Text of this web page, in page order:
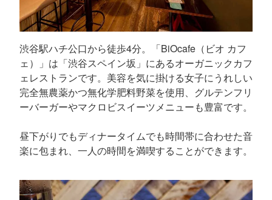
渋谷駅ハチ公口から徒歩4分。「BiOcafe（ビオ カフ
ェ）」は「渋谷スペイン坂」にあるオーガニックカフ
ェレストランです。美容を気に掛ける女子にうれしい
完全無農薬かつ無化学肥料野菜を使用、グルテンフリ
ーバーガーやマクロビスイーツメニューも豊富です。
昼下がりでもディナータイムでも時間帯に合わせた音
楽に包まれ、一人の時間を満喫することができます。